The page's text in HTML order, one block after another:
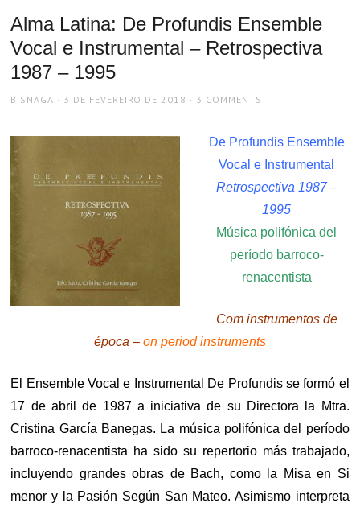
Alma Latina: De Profundis Ensemble
Vocal e Instrumental – Retrospectiva
1987 – 1995
AUTHOR
BISNAGA
POSTED
3 DE FEVEREIRO DE 2018 3 COMMENTS
De Profundis Ensemble
Vocal e Instrumental
Retrospectiva 1987 –
1995
Música polifónica del
período barroco-
renacentista
Com instrumentos de
época – on period instruments
El Ensemble Vocal e Instrumental De Profundis se formó el
17 de abril de 1987 a iniciativa de su Directora la Mtra.
Cristina García Banegas. La música polifónica del período
barroco-renacentista ha sido su repertorio más trabajado,
incluyendo grandes obras de Bach, como la Misa en Si
menor y la Pasión Según San Mateo. Asimismo interpreta